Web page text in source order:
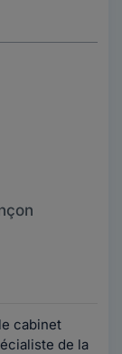
cabinet
de la